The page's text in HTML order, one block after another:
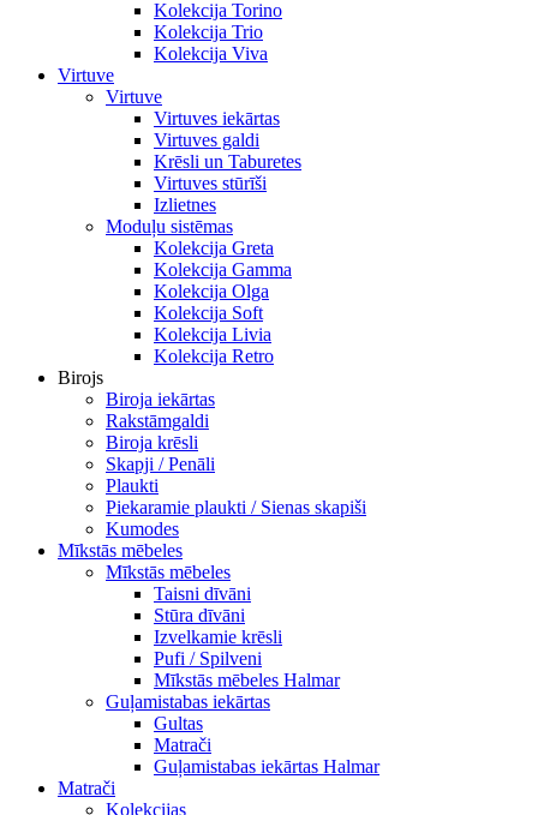
Kolekcija Torino
Kolekcija Trio
Kolekcija Viva
Virtuve
Virtuve
Virtuves iekārtas
Virtuves galdi
Krēsli un Taburetes
Virtuves stūrīši
Izlietnes
Moduļu sistēmas
Kolekcija Greta
Kolekcija Gamma
Kolekcija Olga
Kolekcija Soft
Kolekcija Livia
Kolekcija Retro
Birojs
Biroja iekārtas
Rakstāmgaldi
Biroja krēsli
Skapji / Penāli
Plaukti
Piekaramie plaukti / Sienas skapiši
Kumodes
Mīkstās mēbeles
Mīkstās mēbeles
Taisni dīvāni
Stūra dīvāni
Izvelkamie krēsli
Pufi / Spilveni
Mīkstās mēbeles Halmar
Guļamistabas iekārtas
Gultas
Matrači
Guļamistabas iekārtas Halmar
Matrači
Kolekcijas